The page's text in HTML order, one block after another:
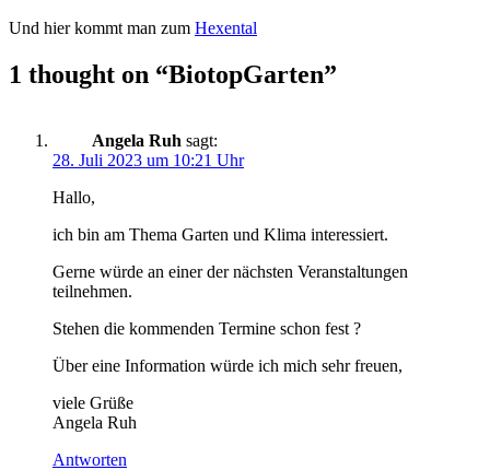
Und hier kommt man zum Hexental
1 thought on “BiotopGarten”
Angela Ruh sagt:
28. Juli 2023 um 10:21 Uhr
Hallo,
ich bin am Thema Garten und Klima interessiert.
Gerne würde an einer der nächsten Veranstaltungen
teilnehmen.
Stehen die kommenden Termine schon fest ?
Über eine Information würde ich mich sehr freuen,
viele Grüße
Angela Ruh
Antworten